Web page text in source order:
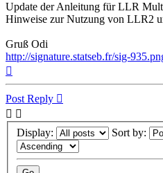
Update der Anleitung für LLR
Hinweise zur Nutzung von LLR2
Gruß Odi
http://signature.statseb.fr/sig-
Post Reply
Display: Sort by: